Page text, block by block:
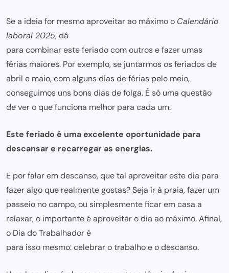
Se a ideia for mesmo aproveitar ao máximo o Calendário
laboral 2025, dá
para combinar este feriado com outros e fazer umas
férias maiores. Por exemplo, se juntarmos os feriados de
abril e maio, com alguns dias de férias pelo meio,
conseguimos uns bons dias de folga. É só uma questão
de ver o que funciona melhor para cada um.
Este feriado é uma excelente oportunidade para
descansar e recarregar as energias.
E por falar em descanso, que tal aproveitar este dia para
fazer algo que realmente gostas? Seja ir à praia, fazer um
passeio no campo, ou simplesmente ficar em casa a
relaxar, o importante é aproveitar o dia ao máximo. Afinal,
o Dia do Trabalhador é
para isso mesmo: celebrar o trabalhoe o descanso.